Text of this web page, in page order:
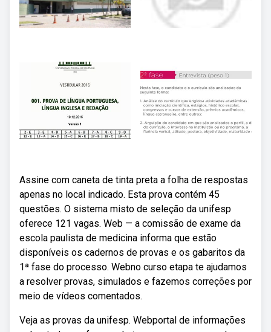
Assine com caneta de tinta preta a folha de respostas
apenas no local indicado. Esta prova contém 45
questões. O sistema misto de seleção da unifesp
oferece 121 vagas. Web — a comissão de exame da
escola paulista de medicina informa que estão
disponíveis os cadernos de provas e os gabaritos da
1ª fase do processo. Webno curso etapa te ajudamos
a resolver provas, simulados e fazemos correções por
meio de vídeos comentados.
Veja as provas da unifesp. Webportal de informações